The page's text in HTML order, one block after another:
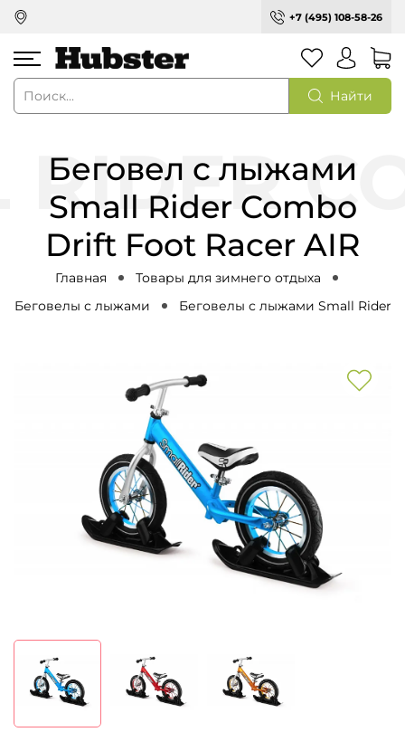
+7 (495) 108-58-26
Найти
Беговел с лыжами
Small Rider Combo
Drift Foot Racer AIR
Главная
Товары для зимнего отдыха
Беговелы с лыжами
Беговелы с лыжами Small Rider